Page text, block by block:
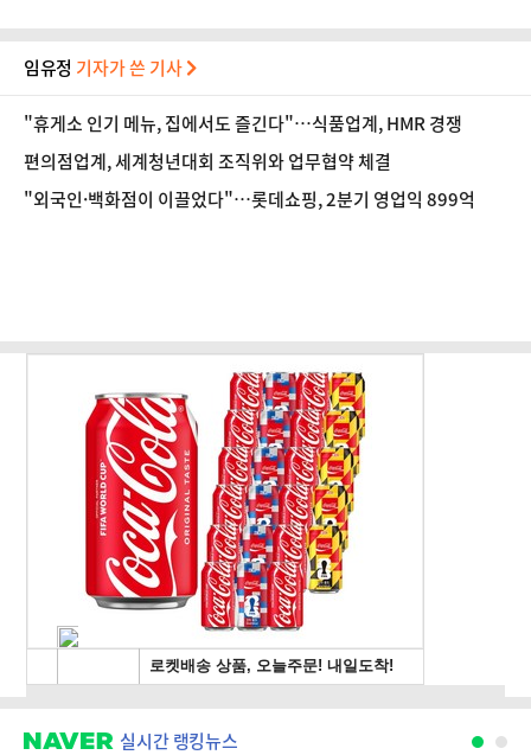
임유정 기자가 쓴 기사
"휴게소 인기 메뉴, 집에서도 즐긴다"…식품업계, HMR 경쟁
편의점업계, 세계청년대회 조직위와 업무협약 체결
"외국인·백화점이 이끌었다"…롯데쇼핑, 2분기 영업익 899억
실시간 랭킹뉴스